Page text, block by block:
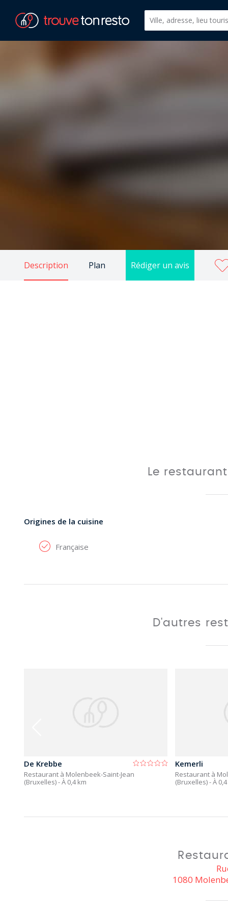
Description Plan Rédiger un avis
Le
Origines de la cuisine
Française
D'autres
De Krebbe
Restaurant à Molenbeek-Saint-Jean
(Bruxelles)- À 0,4 km
Kemerli
Restaurant à
(Bruxelles)- À
1080